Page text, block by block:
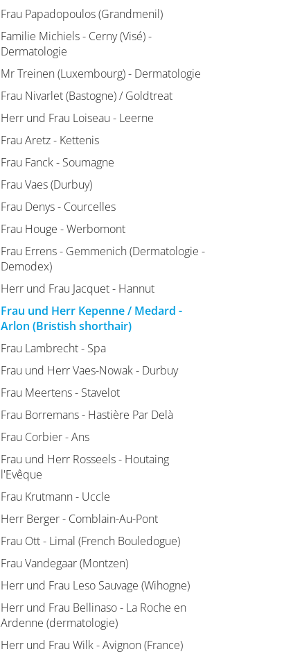
Frau Papadopoulos (Grandmenil)
Familie Michiels - Cerny (Visé) -
Dermatologie
Mr Treinen (Luxembourg) - Dermatologie
Frau Nivarlet (Bastogne) / Goldtreat
Herr und Frau Loiseau - Leerne
Frau Aretz - Kettenis
Frau Fanck - Soumagne
Frau Vaes (Durbuy)
Frau Denys - Courcelles
Frau Houge - Werbomont
Frau Errens - Gemmenich (Dermatologie -
Demodex)
Herr und Frau Jacquet - Hannut
Frau und Herr Kepenne / Medard -
Arlon (Bristish shorthair)
Frau Lambrecht - Spa
Frau und Herr Vaes-Nowak - Durbuy
Frau Meertens - Stavelot
Frau Borremans - Hastière Par Delà
Frau Corbier - Ans
Frau und Herr Rosseels - Houtaing
l'Evêque
Frau Krutmann - Uccle
Herr Berger - Comblain-Au-Pont
Frau Ott - Limal (French Bouledogue)
Frau Vandegaar (Montzen)
Herr und Frau Leso Sauvage (Wihogne)
Herr und Frau Bellinaso - La Roche en
Ardenne (dermatologie)
Herr und Frau Wilk - Avignon (France)